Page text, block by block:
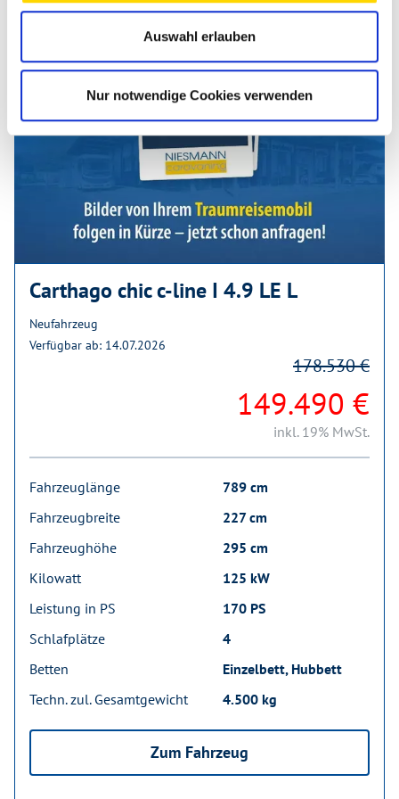
Auswahl erlauben
Nur notwendige Cookies verwenden
Carthago chic c-line I 4.9 LE L
Neufahrzeug
Verfügbar ab: 14.07.2026
149.490 €
178.530 €
inkl. 19% MwSt.
Fahrzeuglänge
789 cm
Fahrzeugbreite
227 cm
Fahrzeughöhe
295 cm
Kilowatt
125 kW
Leistung in PS
170 PS
Schlafplätze
4
Betten
Einzelbett, Hubbett
Techn. zul. Gesamtgewicht
4.500 kg
Zum Fahrzeug